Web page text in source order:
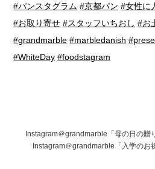
#パンスタグラム #京都パン #女性に
#お取り寄せ #スタッフいちおし #お
#grandmarble #marbledanish
#WhiteDay #foodstagram
Instagram＠grandmarble「母の日の贈
Instagram＠grandmarble「入学のお